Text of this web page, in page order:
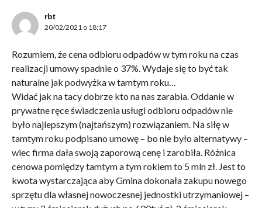
rbt
20/02/2021 o 18:17
Rozumiem, że cena odbioru odpadów w tym roku na czas
realizacji umowy spadnie o 37%. Wydaje się to być tak
naturalne jak podwyżka w tamtym roku…
Widać jak na tacy dobrze kto na nas zarabia. Oddanie w
prywatne ręce świadczenia usługi odbioru odpadów nie
było najlepszym (najtańszym) rozwiązaniem. Na siłę w
tamtym roku podpisano umowę – bo nie było alternatywy –
wiec firma dała swoją zaporową cenę i zarobiła. Różnica
cenowa pomiędzy tamtym a tym rokiem to 5 mln zł. Jest to
kwota wystarczająca aby Gmina dokonała zakupu nowego
sprzętu dla własnej nowoczesnej jednostki utrzymaniowej –